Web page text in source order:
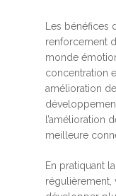
Les bénéfices
renforcement
monde
concentration
amélioration
l’amélioration
meilleure
En pratiquant
régulièrement,